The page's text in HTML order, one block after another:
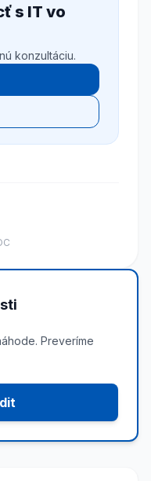
s IT vo
konzultáciu.
Preveríme